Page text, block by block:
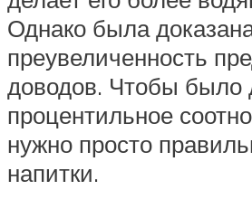
Однако была
преувеличенность
доводов. Чтобы было
процентильное
нужно просто
напитки.